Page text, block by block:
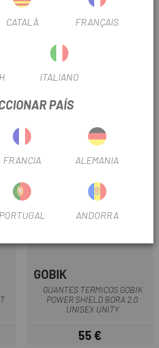
ASSOS
GUANTES LARGOS ASSOS
Precio
GOBIK
GUANTES TERMICOS GOBIK
POWER SHIELD BORA 2.0
UNISEX UNITY
Precio
55 €
CATALÀ FRANÇAIS
ITALIANO
PAÍS
FRANCIA ALEMANIA
PORTUGAL ANDORRA